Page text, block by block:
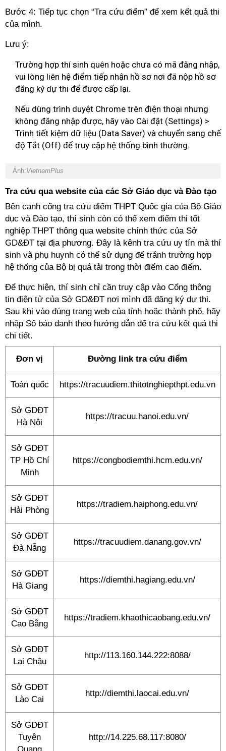
Bước 4: Tiếp tục chọn “Tra cứu điểm” để xem kết quả thi
của mình.
Lưu ý:
Trường hợp thí sinh quên hoặc chưa có mã đăng nhập,
vui lòng liên hệ điểm tiếp nhận hồ sơ nơi đã nộp hồ sơ
đăng ký dự thi để được cấp lại.
Nếu dùng trình duyệt Chrome trên điện thoại nhưng
không đăng nhập được, hãy vào Cài đặt (Settings) >
Trình tiết kiệm dữ liệu (Data Saver) và chuyển sang chế
độ Tắt (Off) để truy cập hệ thống bình thường.
Ảnh:VietnamPlus
Tra cứu qua website của các Sở Giáo dục và Đào tạo
Bên cạnh cổng tra cứu điểm THPT Quốc gia của Bộ Giáo
dục và Đào tạo, thí sinh còn có thể xem điểm thi tốt
nghiệp THPT thông qua website chính thức của Sở
GD&ĐT tại địa phương. Đây là kênh tra cứu uy tín mà thí
sinh và phụ huynh có thể sử dụng để tránh trường hợp
hệ thống của Bộ bị quá tải trong thời điểm cao điểm.
Để thực hiện, thí sinh chỉ cần truy cập vào Cổng thông
tin điện tử của Sở GD&ĐT nơi mình đã đăng ký dự thi.
Sau khi vào đúng trang web của tỉnh hoặc thành phố, hãy
nhập Số báo danh theo hướng dẫn để tra cứu kết quả thi
chi tiết.
Đơn vị Đường link tra cứu điểm
Toàn quốc https://tracuudiem.thitotnghiepthpt.edu.vn
Sở GDĐT
Hà Nội
https://tracuu.hanoi.edu.vn/
Sở GDĐT
TP Hồ Chí
Minh
https://congbodiemthi.hcm.edu.vn/
Sở GDĐT
Hải Phòng
https://tradiem.haiphong.edu.vn/
Sở GDĐT
Đà Nẵng
https://tracuudiem.danang.gov.vn/
Sở GDĐT
Hà Giang
https://diemthi.hagiang.edu.vn/
Sở GDĐT
Cao Bằng
https://tradiem.khaothicaobang.edu.vn/
Sở GDĐT
Lai Châu
http://113.160.144.222:8088/
Sở GDĐT
Lào Cai
http://diemthi.laocai.edu.vn/
Sở GDĐT
Tuyên
http://14.225.68.117:8080/